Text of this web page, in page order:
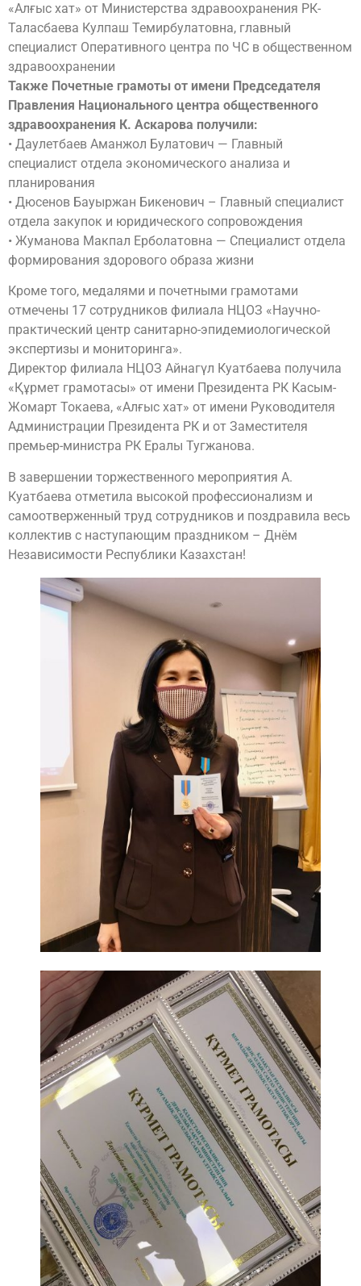
«Алғыс хат» от Министерства здравоохранения РК-
Таласбаева Кулпаш Темирбулатовна, главный
специалист Оперативного центра по ЧС в общественном
здравоохранении
Также Почетные грамоты от имени Председателя
Правления Национального центра общественного
здравоохранения К. Аскарова получили:
• Даулетбаев Аманжол Булатович — Главный
специалист отдела экономического анализа и
планирования
• Дюсенов Бауыржан Бикенович – Главный специалист
отдела закупок и юридического сопровождения
• Жуманова Макпал Ерболатовна — Специалист отдела
формирования здорового образа жизни
Кроме того, медалями и почетными грамотами
отмечены 17 сотрудников филиала НЦОЗ «Научно-
практический центр санитарно-эпидемиологической
экспертизы и мониторинга».
Директор филиала НЦОЗ Айнагүл Куатбаева получила
«Құрмет грамотасы» от имени Президента РК Касым-
Жомарт Токаева, «Алғыс хат» от имени Руководителя
Администрации Президента РК и от Заместителя
премьер-министра РК Ералы Тугжанова.
В завершении торжественного мероприятия А.
Куатбаева отметила высокой профессионализм и
самоотверженный труд сотрудников и поздравила весь
коллектив с наступающим праздником – Днём
Независимости Республики Казахстан!